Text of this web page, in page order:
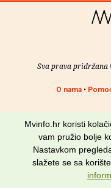
Sva prava pridržana
O nama•
Mvinfo.hr koristi
vam pružio bolje
Nastavkom
slažete se sa